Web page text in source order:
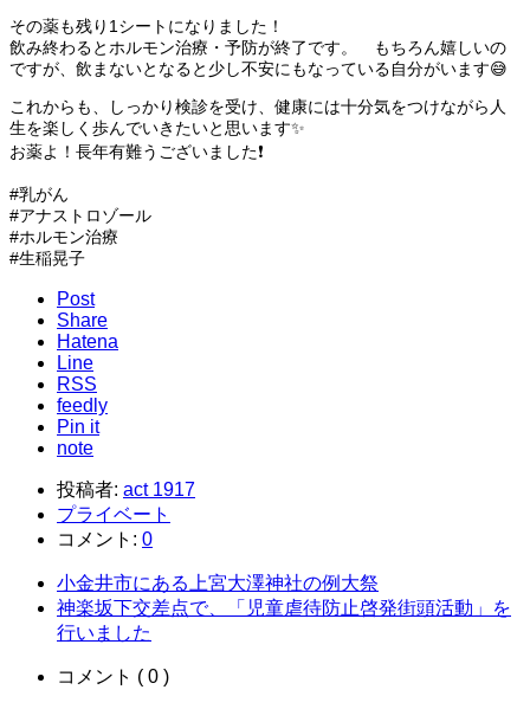
その薬も残り1シートになりました！
飲み終わるとホルモン治療・予防が終了です。 もちろん嬉しいの
ですが、飲まないとなると少し不安にもなっている自分がいます😅
これからも、しっかり検診を受け、健康には十分気をつけながら人
生を楽しく歩んでいきたいと思います✨
お薬よ！長年有難うございました❗️
#乳がん
#アナストロゾール
#ホルモン治療
#生稲晃子
Post
Share
Hatena
Line
RSS
feedly
Pin it
note
投稿者: act 1917
プライベート
コメント: 0
小金井市にある上宮大澤神社の例大祭
神楽坂下交差点で、「児童虐待防止啓発街頭活動」を
行いました
コメント ( 0 )